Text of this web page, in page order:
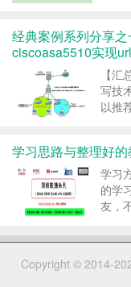
修改
路博
经典案例系列分享
ciscoasa5510实现
【
写技
以推
修改
路博
学习思路与整理好的
学习
的学
友，
那么
级（
Copyright © 2014-